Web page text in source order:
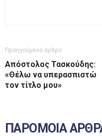
Προηγούμενο άρθρο
Απόστολος Τασκούδης:
«Θέλω να υπερασπιστώ
τον τίτλο μου»
ΠΑΡΟΜΟΙΑ